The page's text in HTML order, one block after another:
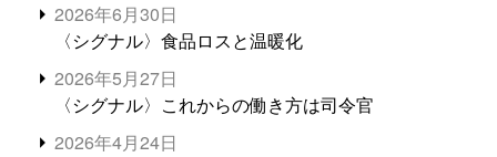
2026年6月30日
〈シグナル〉食品ロスと温暖化
2026年5月27日
〈シグナル〉これからの働き方は司令官
2026年4月24日